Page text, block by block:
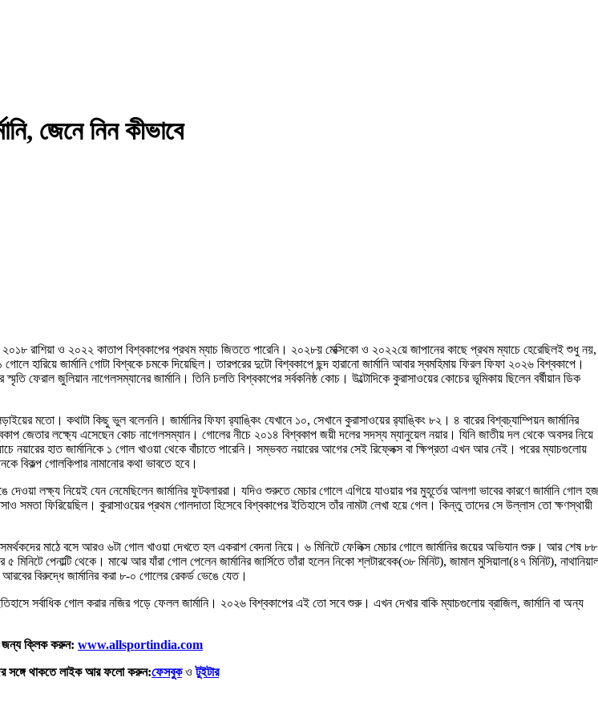
জেনে নিন কীভাবে
২০১৮ রাশিয়া ও ২০২২ কাতাপ বিশ্বকাপের প্রথম ম্যাচ জিততে পারেনি। ২০২৮য় মেক্সিকো ও ২০২২য়ে জাপানের কাছে প্রথম ম্যাচে হেরেছিলই শুধু নয়,
হারিয়ে জার্মানি গোটা বিশ্বকে চমকে দিয়েছিল। তারপরের দুটো বিশ্বকাপে ছন্দ হারানো জার্মানি আবার স্বমহিমায় ফিরল ফিফা ২০২৬ বিশ্বকাপে।
ফেরাল জুলিয়ান নাগেলসম্যানের জার্মানি। তিনি চলতি বিশ্বকাপের সর্বকনিষ্ঠ কোচ। উল্টোদিকে কুরাসাওয়ের কোচের ভূমিকায় ছিলেন বর্ষীয়ান ডিক
মতো। কথাটা কিছু ভুল বলেননি। জার্মানির ফিফা র‌্যাঙ্কিং যেখানে ১০, সেখানে কুরাসাওয়ের র‌্যাঙ্কিং ৮২। ৪ বারের বিশ্বচ্যাম্পিয়ন জার্মানির
জেতার লক্ষ্যে এসেছেন কোচ নাগেলসম্যান। গোলের নীচে ২০১৪ বিশ্বকাপ জয়ী দলের সদস্য ম্যানুয়েল নয়ার। যিনি জাতীয় দল থেকে অবসর নিয়ে
নয়ারের হাত জার্মানিকে ১ গোল খাওয়া থেকে বাঁচাতে পারেনি। সম্ভবত নয়ারের আগের সেই রিফ্লেক্স বা ক্ষিপ্রতা এখন আর নেই। পরের ম্যাচগুলোয়
বিকল্প গোলকিপার নামানোর কথা ভাবতে হবে।
লক্ষ্য নিয়েই যেন নেমেছিলেন জার্মানির ফুটবলাররা। যদিও শুরুতে মেচার গোলে এগিয়ে যাওয়ার পর মুহূর্তের আলগা ভাবের কারণে জার্মানি গোল
সমতা ফিরিয়েছিল। কুরাসাওয়ের প্রথম গোলদাতা হিসেবে বিশ্বকাপের ইতিহাসে তাঁর নামটা লেখা হয়ে গেল। কিন্তু তাদের সে উল্লাস তো ক্ষণস্থায়ী
মাঠে বসে আরও ৬টা গোল খাওয়া দেখতে হল একরাশ বেদনা নিয়ে। ৬ মিনিটে ফেলিক্স মেচার গোলে জার্মানির জয়ের অভিযান শুরু। আর শেষ ৮৮
পেনাল্টি থেকে। মাঝে আর যাঁরা গোল পেলেন জার্মানির জার্সিতে তাঁরা হলেন নিকো শ্লটারবেক(‌৩৮ মিনিট)‌, জামাল মুসিয়ালা(‌৪৭ মিনিট)‌,
বিরুদ্ধে জার্মানির করা ৮-‌০ গোলের রেকর্ড ভেঙে যেত।
সর্বাধিক গোল করার নজির গড়ে ফেলল জার্মানি। ২০২৬ বিশ্বকাপের এই তো সবে শুরু। এখন দেখার বাকি ম্যাচগুলোয় ব্রাজিল, জার্মানি বা অন্য
জন্য ক্লিক করুন: www.allsportindia.com
সঙ্গে থাকতে লাইক আর ফলো করুন:ফেসবুকওটুইটার